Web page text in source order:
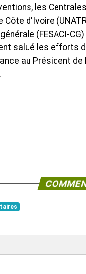
les
d'Ivoire
(FESACI-
salué les efforts
au Président